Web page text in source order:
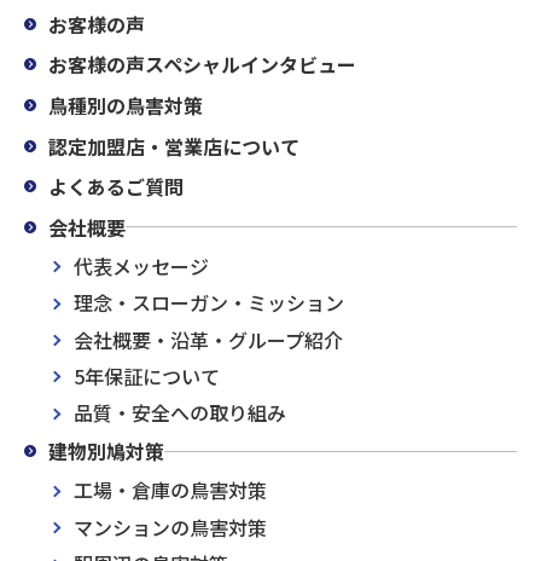
お客様の声
お客様の声スペシャルインタビュー
鳥種別の鳥害対策
認定加盟店・営業店について
よくあるご質問
会社概要
代表メッセージ
理念・スローガン・ミッション
会社概要・沿革・グループ紹介
5年保証について
品質・安全への取り組み
建物別鳩対策
工場・倉庫の鳥害対策
マンションの鳥害対策